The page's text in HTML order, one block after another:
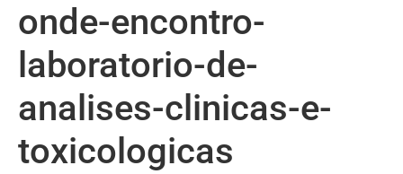
onde-encontro-
laboratorio-de-
analises-clinicas-e-
toxicologicas